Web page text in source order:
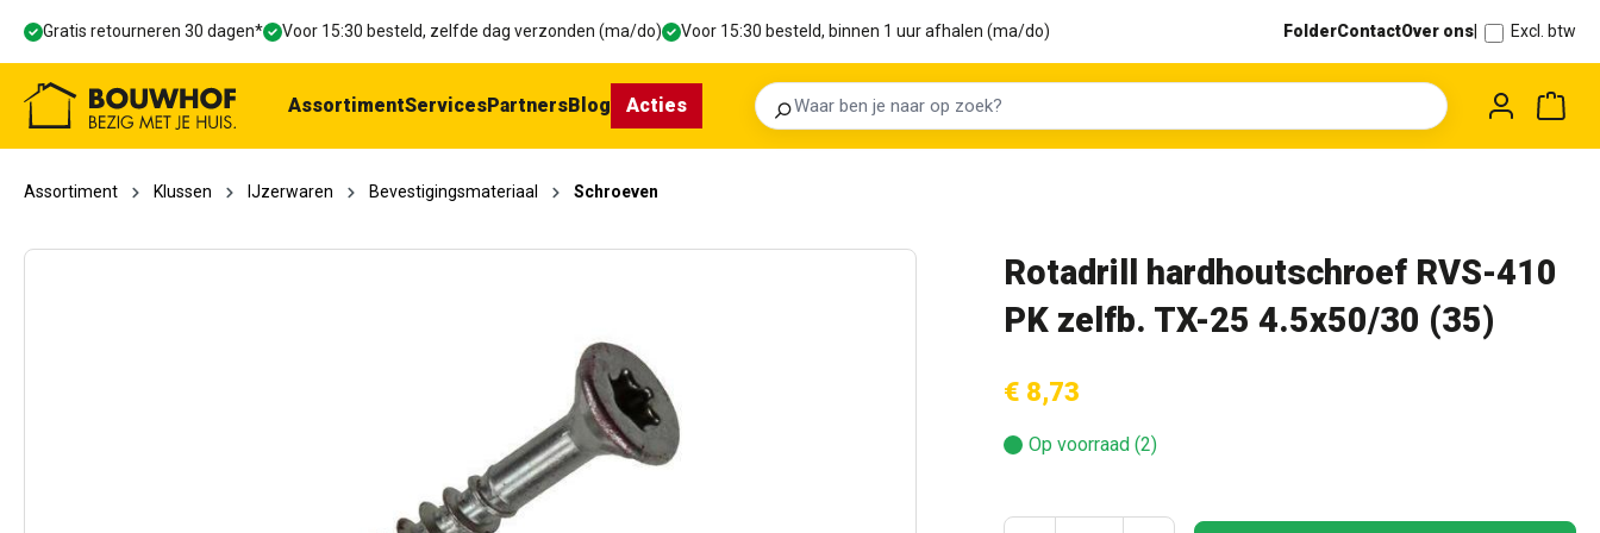
Ga naar de hoofdnavigatie
Gratis retourneren 30 dagen* Voor 15:30 besteld, zelfde dag verzonden (ma/do) Voor 15:30 besteld, binnen 1 uur afhalen (ma/do) FolderContactOver ons Excl. btw
Zoeken
AssortimentServicesPartnersBlog Acties
Assortiment Klussen IJzerwaren Bevestigingsmateriaal Schroeven
Rotadrill hardhoutschroef RVS-410
PK zelfb. TX-25 4.5x50/30 (35)
€ 8,73
Op voorraad (2)